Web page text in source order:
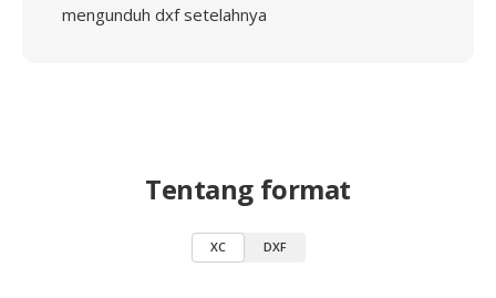
mengunduh dxf setelahnya
Tentang format
XC DXF